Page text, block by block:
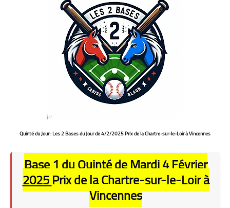
Quinté du Jour : Les 2 Bases du Jour de 4/2/2025 Prix de la Chartre-sur-le-Loir à Vincennes
Base 1 du Quinté de Mardi 4 Février
2025Prix de la Chartre-sur-le-Loir à
Vincennes